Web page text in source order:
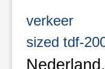
verkeer
sized tdf-